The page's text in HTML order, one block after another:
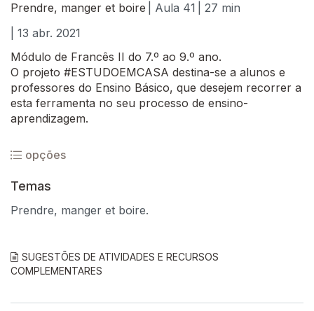
Prendre, manger et boire | Aula 41
| 27 min
| 13 abr. 2021
Módulo de Francês II do 7.º ao 9.º ano.
O projeto #ESTUDOEMCASA destina-se a alunos e
professores do Ensino Básico, que desejem recorrer a
esta ferramenta no seu processo de ensino-
aprendizagem.
opções
Temas
Prendre, manger et boire.
SUGESTÕES DE ATIVIDADES E RECURSOS
COMPLEMENTARES